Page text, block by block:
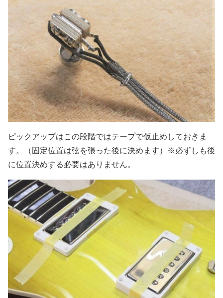
ピックアップはこの段階ではテープで仮止めしておきま
す。（固定位置は弦を張った後に決めます）※必ずしも後
に位置決めする必要はありません。